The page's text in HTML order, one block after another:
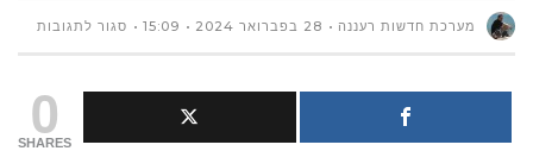
מערכת חדשות רעננה 28 בפברואר 2024 15:09 סגור לתגובותעל
0
SHARES